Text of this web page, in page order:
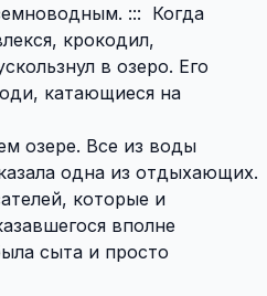
::: Когда
крокодил,
в озеро. Его
катающиеся на
озере. Все из воды
одна из отдыхающих.
которые и
вполне
сыта и просто